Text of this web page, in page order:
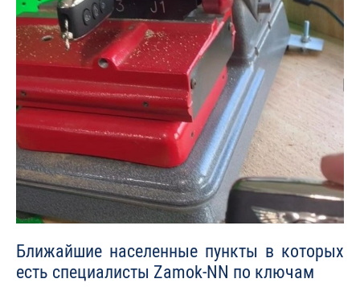
Ближайшие населенные пункты в которых
есть специалисты Zamok-NN по ключам